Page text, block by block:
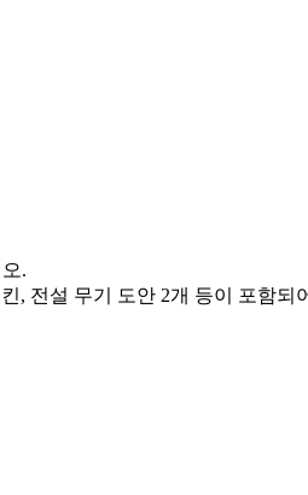
.
, 전설 무기 도안 2개 등이 포함되